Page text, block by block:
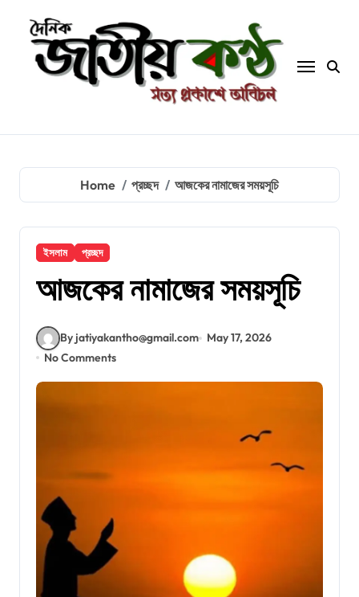
content
Home প্রচ্ছদ আজকের নামাজের সময়সূচি
ইসলাম প্রচ্ছদ
আজকের নামাজের সময়সূচি
By jatiyakantho@gmail.com
May 17, 2026
No Comments